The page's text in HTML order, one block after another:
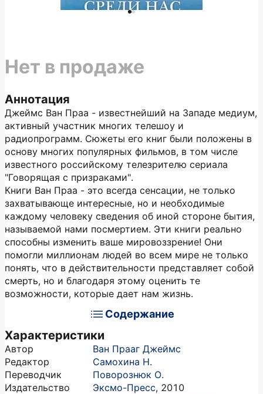
Аннотация
Джеймс Ван Праа - известнейший на Западе медиум,
активный участник многих телешоу и
радиопрограмм. Сюжеты его книг были положены в
основу многих популярных фильмов, в том числе
известного российскому телезрителю сериала
"Говорящая с призраками".
Книги Ван Праа - это всегда сенсации, не только
захватывающе интересные, но и необходимые
каждому человеку сведения об иной стороне бытия,
называемой нами посмертием. Эти книги реально
способны изменить ваше мировоззрение! Они
помогли миллионам людей во всем мире не только
понять, что в действительности представляет собой
смерть, но и благодаря этому оценить те
возможности, которые дает нам жизнь.
Содержание
Характеристики
Автор
Ван Прааг Джеймс
Редактор
Самохина Н.
Переводчик
Поворознюк О.
Издательство
Эксмо-Пресс, 2010
Нет в продаже